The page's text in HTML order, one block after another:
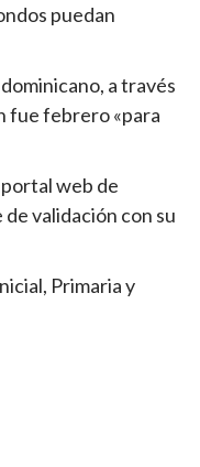
puedan
a través
fue febrero «para
web de
validación con su
Primaria y